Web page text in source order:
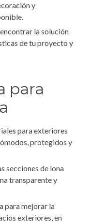
y
la solución
de tu proyecto y
para
para exteriores
protegidos y
secciones de lona
transparentey
para mejorar la
exteriores, en